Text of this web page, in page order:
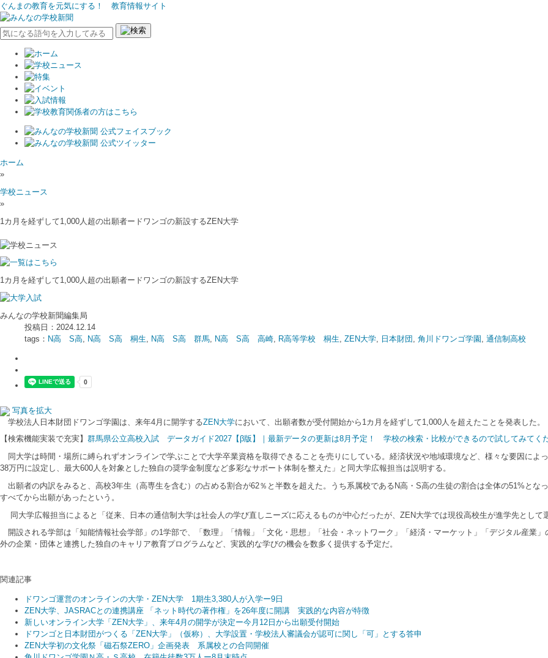
ぐんまの教育を元気にする！ 教育情報サイト
ホーム
»
学校ニュース
»
1カ月を経ずして1,000人超の出願者ードワンゴの新設するZEN大学
1カ月を経ずして1,000人超の出願者ードワンゴの新設するZEN大学
みんなの学校新聞編集局
投稿日：2024.12.14
tags： N高 S高 N高 S高 桐生 N高 S高 群馬 N高 S高 高崎 R高等学校 桐生 ZEN大学 日本財団 角川ドワンゴ学園 通信制高校
写真を拡大
学校法人日本財団ドワンゴ学園は、来年4月に開学するZEN大学において、出願者数が受付開始から1カ月を経ずして1,000人を超えたことを発表した。
【検索機能実装で充実】 群馬県公立高校入試 データガイド2027【β版】｜最新データの更新は8月予定！ 学校の検索・比較ができるので試してみてく
同大学は時間・場所に縛られずオンラインで学ぶことで大学卒業資格を取得できることを売りにしている。経済状況や地域環境など、様々な要因によ
38万円に設定し、最大600人を対象とした独自の奨学金制度など多彩なサポート体制を整えた」と同大学広報担当は説明する。
出願者の内訳をみると、高校3年生（高専生を含む）の占める割合が62％と半数を超えた。うち系属校であるN高・S高の生徒の割合は全体の51%とな
すべてから出願があったという。
同大学広報担当によると「従来、日本の通信制大学は社会人の学び直しニーズに応えるものが中心だったが、ZEN大学では現役高校生が進学先として
開設される学部は「知能情報社会学部」の1学部で、「数理」「情報」「文化・思想」「社会・ネットワーク」「経済・マーケット」「デジタル産業
外の企業・団体と連携した独自のキャリア教育プログラムなど、実践的な学びの機会を数多く提供する予定だ。
関連記事
ドワンゴ運営のオンラインの大学・ZEN大学 1期生3,380人が入学ー9日
ZEN大学、JASRACとの連携講座 「ネット時代の著作権」を26年度に開講 実践的な内容が特徴
新しいオンライン大学「ZEN大学」、来年4月の開学が決定ー今月12日から出願受付開始
ドワンゴと日本財団がつくる「ZEN大学」（仮称）、大学設置・学校法人審議会が認可に関し「可」とする答申
ZEN大学初の文化祭「磁石祭ZERO」企画発表 系属校との合同開催